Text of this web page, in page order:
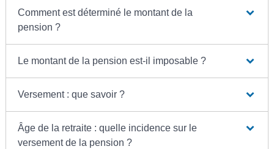
Comment est déterminé le montant de la
pension ?
Le montant de la pension est-il imposable ?
Versement : que savoir ?
Âge de la retraite : quelle incidence sur le
versement de la pension ?